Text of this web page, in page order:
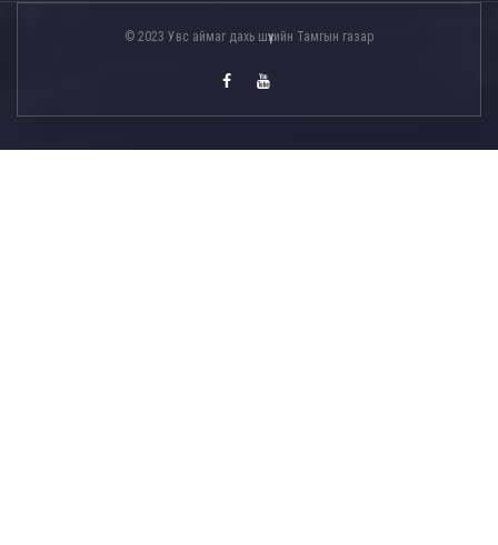
© 2023 Увс аймаг дахь шүүхийн Тамгын газар